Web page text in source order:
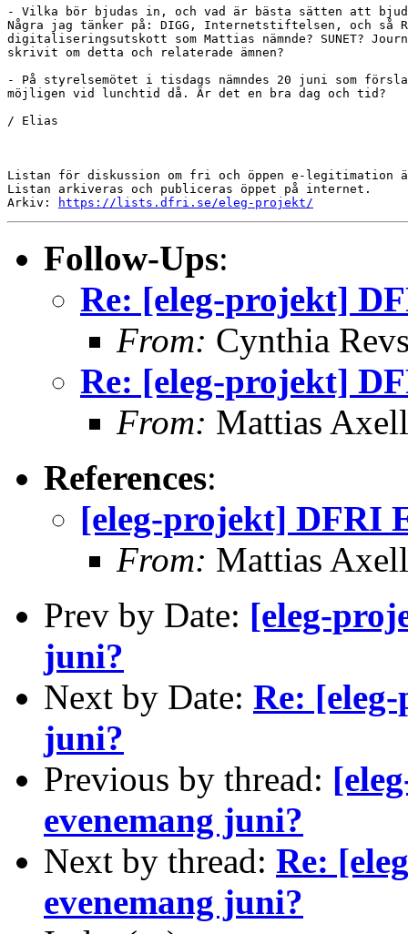
- Vilka bör bjudas in, och vad är bästa sätten att
Några jag tänker på: DIGG, Internetstiftelsen, och så
digitaliseringsutskott som Mattias nämnde? SUNET?
skrivit om detta och relaterade ämnen?
- På styrelsemötet i tisdags nämndes 20 juni som
möjligen vid lunchtid då. Är det en bra dag och tid?
/ Elias
Listan för diskussion om fri och öppen e-legitimation
Listan arkiveras och publiceras öppet på internet.
Arkiv:
https://lists.dfri.se/eleg-projekt/
Follow-Ups:
Re: [eleg-projekt]
From: Cynthia
Re: [eleg-projekt]
From: Mattias Axell
References:
[eleg-projekt] DFRI
From: Mattias Axell
Prev by Date: [eleg-
juni?
Next by Date: Re:
juni?
Previous by thread:
evenemang juni?
Next by thread: Re:
evenemang juni?